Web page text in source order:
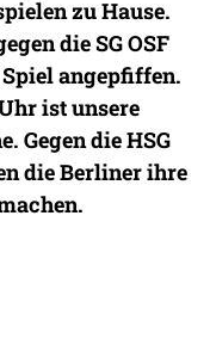
zu Hause.
die SG OSF
angepfiffen.
ist unsere
Gegen die HSG
die Berliner ihre